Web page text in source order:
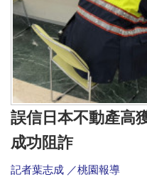
誤信日本不動產高
成功阻詐
記者葉志成 ／桃園報導